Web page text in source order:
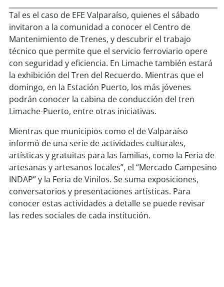
Tal es el caso de EFE Valparaíso, quienes el sábado
invitaron a la comunidad a conocer el Centro de
Mantenimiento de Trenes, y descubrir el trabajo
técnico que permite que el servicio ferroviario opere
con seguridad y eficiencia. En Limache también estará
la exhibición del Tren del Recuerdo. Mientras que el
domingo, en la Estación Puerto, los más jóvenes
podrán conocer la cabina de conducción del tren
Limache-Puerto, entre otras iniciativas.
Mientras que municipios como el de Valparaíso
informó de una serie de actividades culturales,
artísticas y gratuitas para las familias, como la Feria de
artesanas y artesanos locales”, el “Mercado Campesino
INDAP” y la Feria de Vinilos. Se suma exposiciones,
conversatorios y presentaciones artísticas. Para
conocer estas actividades a detalle se puede revisar
las redes sociales de cada institución.